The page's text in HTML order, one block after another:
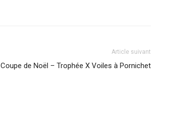
Article suivant
Coupe de Noël – Trophée X Voiles à Pornichet